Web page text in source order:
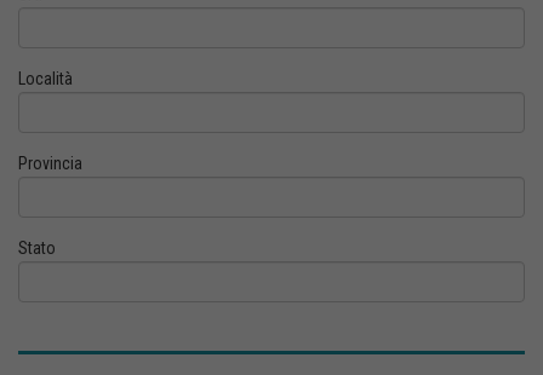
Località
Provincia
Stato